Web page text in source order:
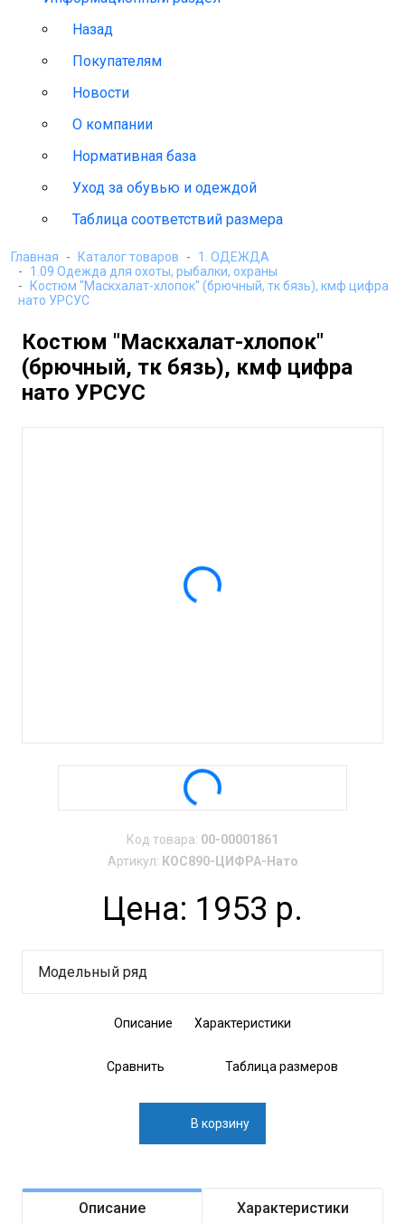
Назад
Покупателям
Новости
О компании
Нормативная база
Уход за обувью и одеждой
Таблица соответствий размера
Главная Каталог товаров
1. ОДЕЖДА
1.09 Одежда для охоты, рыбалки, охраны
Костюм "Маскхалат-хлопок" (брючный, тк бязь), кмф цифра
нато УРСУС
Костюм "Маскхалат-хлопок"
(брючный, тк бязь), кмф цифра
нато УРСУС
Код товара: 00-00001861
Артикул: КОС890-ЦИФРА-Нато
Цена: 1953 р.
Модельный ряд
Описание Характеристики
Сравнить Таблица размеров
В корзину
Описание Характеристики